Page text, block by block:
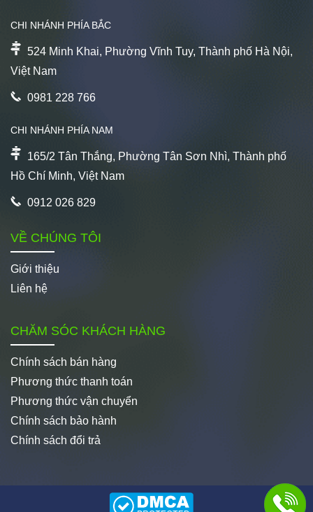
CHI NHÁNH PHÍA BẮC
524 Minh Khai, Phường Vĩnh Tuy, Thành phố Hà Nội,
Việt Nam
0981 228 766
CHI NHÁNH PHÍA NAM
165/2 Tân Thắng, Phường Tân Sơn Nhì, Thành phố
Hồ Chí Minh, Việt Nam
0912 026 829
VỀ CHÚNG TÔI
Giới thiệu
Liên hệ
CHĂM SÓC KHÁCH HÀNG
Chính sách bán hàng
Phương thức thanh toán
Phương thức vận chuyển
Chính sách bảo hành
Chính sách đổi trả